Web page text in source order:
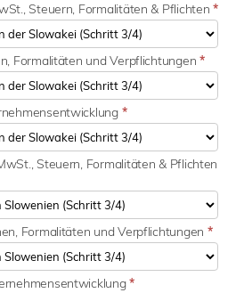
Steuern, Formalitäten & Pflichten*
Formalitäten und Verpflichtungen *
*
Steuern, Formalitäten & Pflichten
Formalitäten und Verpflichtungen *
*